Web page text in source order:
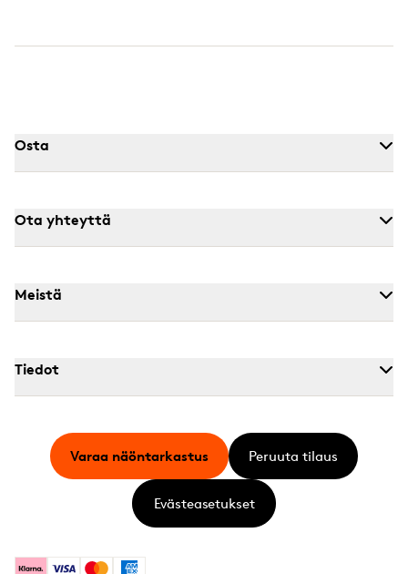
Osta
Ota yhteyttä
Meistä
Tiedot
KlarnaVisa MastercardAmerican Express
Varaa näöntarkastus Peruuta tilaus
Evästeasetukset